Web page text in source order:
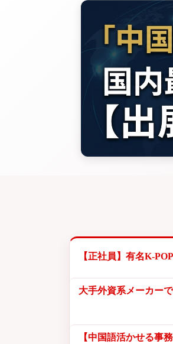
【正社員】有名K-
大手外資系メーカー
【中国語活かせる事